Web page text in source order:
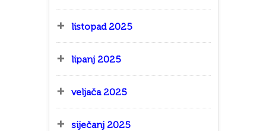
listopad 2025
lipanj 2025
veljača 2025
siječanj 2025